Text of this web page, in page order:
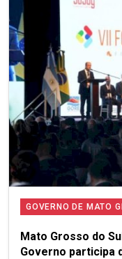
GOVERNO DE MATO
Mato Grosso do
Governo participa